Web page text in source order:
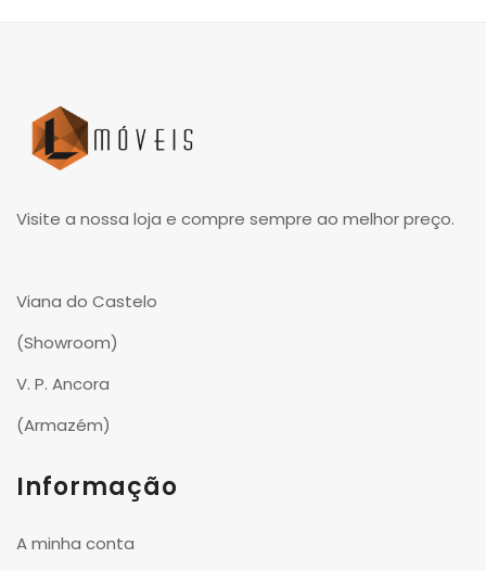
Visite a nossa loja e compre sempre ao melhor preço.
Viana do Castelo
(Showroom)
V. P. Ancora
(Armazém)
Informação
A minha conta